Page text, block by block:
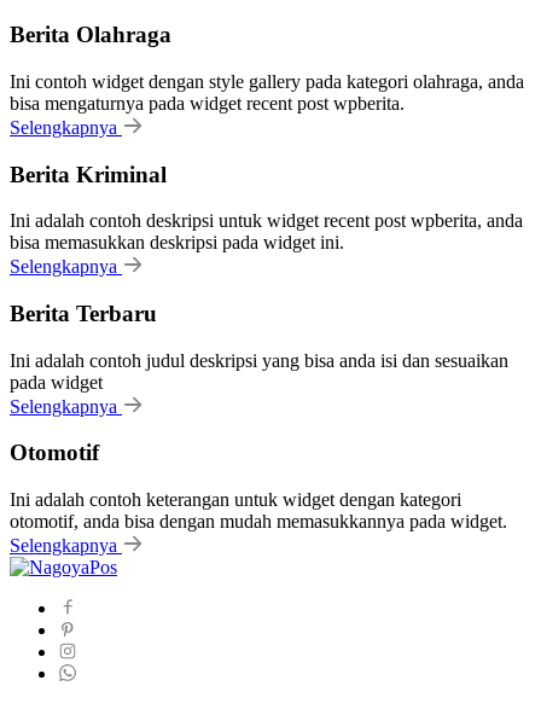
Berita Olahraga
Ini contoh widget dengan style gallery pada kategori olahraga, anda
bisa mengaturnya pada widget recent post wpberita.
Selengkapnya
Berita Kriminal
Ini adalah contoh deskripsi untuk widget recent post wpberita, anda
bisa memasukkan deskripsi pada widget ini.
Selengkapnya
Berita Terbaru
Ini adalah contoh judul deskripsi yang bisa anda isi dan sesuaikan
pada widget
Selengkapnya
Otomotif
Ini adalah contoh keterangan untuk widget dengan kategori
otomotif, anda bisa dengan mudah memasukkannya pada widget.
Selengkapnya